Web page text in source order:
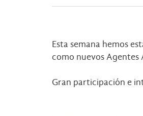
Esta semana hemos
como nuevos
Gran participación e